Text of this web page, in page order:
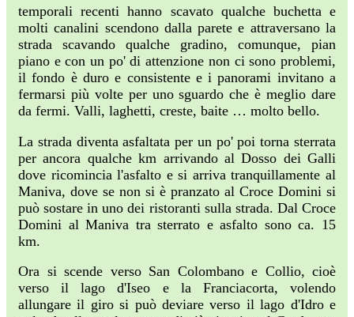
temporali recenti hanno scavato qualche buchetta e
molti canalini scendono dalla parete e attraversano la
strada scavando qualche gradino, comunque, pian
piano e con un po' di attenzione non ci sono problemi,
il fondo è duro e consistente e i panorami invitano a
fermarsi più volte per uno sguardo che è meglio dare
da fermi. Valli, laghetti, creste, baite … molto bello.
La strada diventa asfaltata per un po' poi torna sterrata
per ancora qualche km arrivando al Dosso dei Galli
dove ricomincia l'asfalto e si arriva tranquillamente al
Maniva, dove se non si è pranzato al Croce Domini si
può sostare in uno dei ristoranti sulla strada. Dal Croce
Domini al Maniva tra sterrato e asfalto sono ca. 15
km.
Ora si scende verso San Colombano e Collio, cioè
verso il lago d'Iseo e la Franciacorta, volendo
allungare il giro si può deviare verso il lago d'Idro e